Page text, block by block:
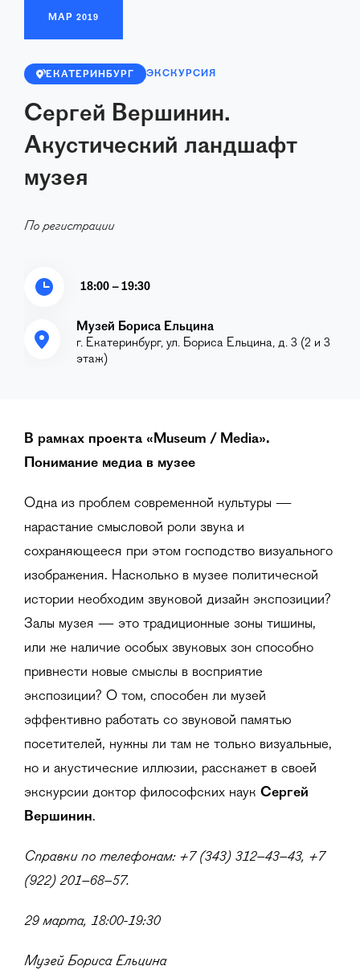
МАР 2019
ЕКАТЕРИНБУРГ ЭКСКУРСИЯ
Сергей Вершинин.
Акустический ландшафт
музея
По регистрации
18:00 – 19:30
Музей Бориса Ельцина
г. Екатеринбург, ул. Бориса Ельцина, д. 3 (2 и 3
этаж)
В рамках проекта «Museum / Media».
Понимание медиа в музее
Одна из проблем современной культуры —
нарастание смысловой роли звука и
сохраняющееся при этом господство визуального
изображения. Насколько в музее политической
истории необходим звуковой дизайн экспозиции?
Залы музея — это традиционные зоны тишины,
или же наличие особых звуковых зон способно
привнести новые смыслы в восприятие
экспозиции? О том, способен ли музей
эффективно работать со звуковой памятью
посетителей, нужны ли там не только визуальные,
но и акустические иллюзии, расскажет в своей
экскурсии доктор философских наук Сергей
Вершинин.
Справки по телефонам: +7 (343) 312–43–43, +7
(922) 201–68–57.
29 марта, 18:00-19:30
Музей Бориса Ельцина